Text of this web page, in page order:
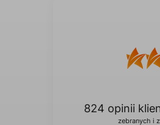
824 opinii
zebranych i